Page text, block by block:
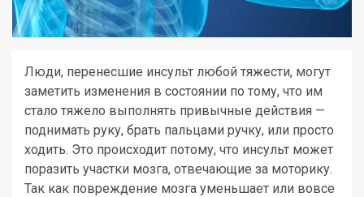
Люди, перенесшие инсульт любой тяжести, могут
заметить изменения в состоянии по тому, что им
стало тяжело выполнять привычные действия —
поднимать руку, брать пальцами ручку, или просто
ходить. Это происходит потому, что инсульт может
поразить участки мозга, отвечающие за моторику.
Так как повреждение мозга уменьшает или вовсе